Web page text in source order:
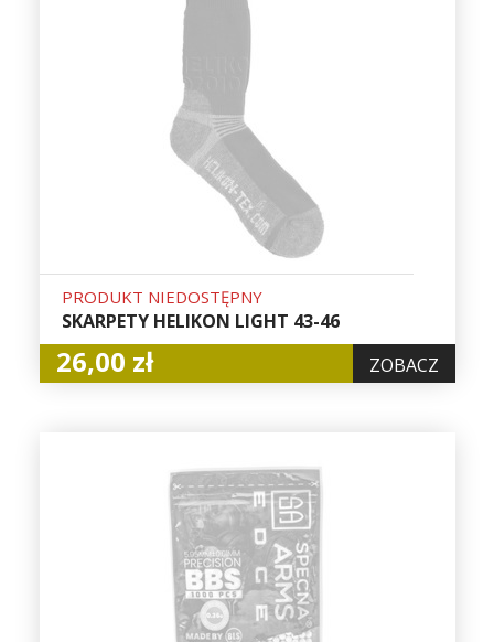
PRODUKT NIEDOSTĘPNY
SKARPETY HELIKON LIGHT 43-46
26,00 zł ZOBACZ